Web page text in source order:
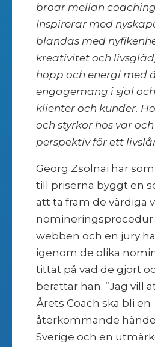
broar mellan
Inspirerar med
blandas med
kreativitet och
hopp och energi med
engagemang i själ
klienter och kunder.
och styrkor hos var
perspektiv för ett
Georg Zsolnai har
till priserna byggt en
att ta fram de värdiga
nomineringsprocedur
webben och en jury
igenom de olika
tittat på vad de gjort
berättar han. ”Jag vill
Årets Coach ska bli en
återkommande
Sverige och en